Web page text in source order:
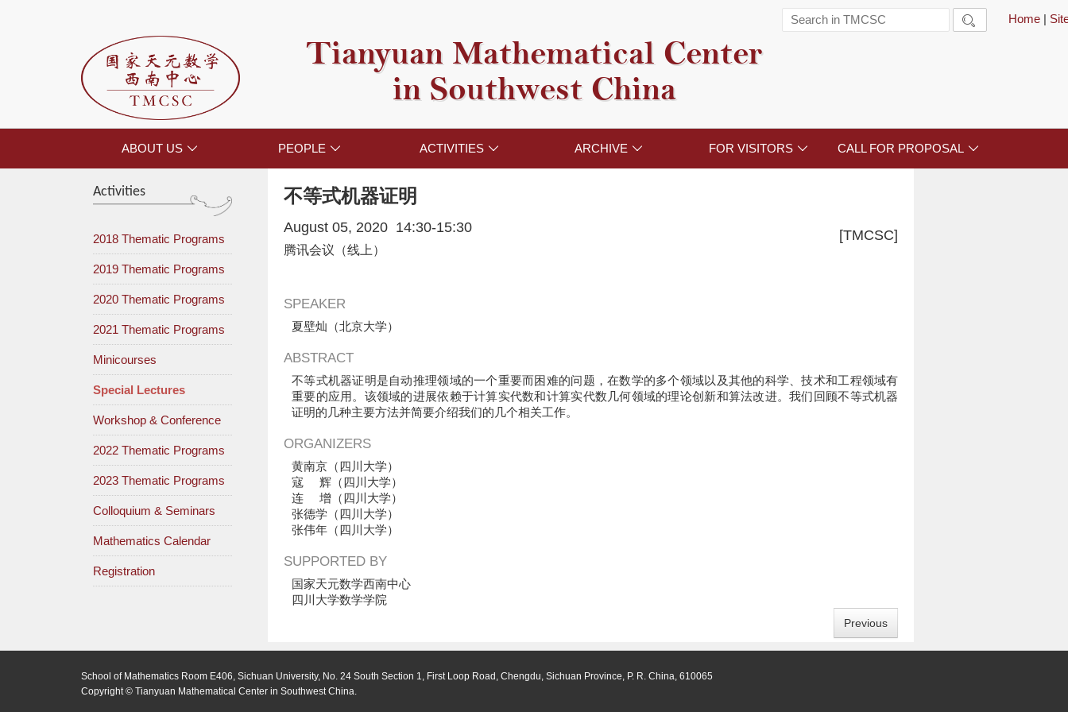
Home |

Tianyuan Mathematical Center
in Southwest China
ABOUT US  PEOPLE  ACTIVITIES  ARCHIVE  FOR VISITORS  CALL FOR PROPOSAL 
Activities
2018 Thematic Programs
2019 Thematic Programs
2020 Thematic Programs
2021 Thematic Programs
Minicourses
Special Lectures
Workshop & Conference
2022 Thematic Programs
2023 Thematic Programs
Colloquium & Seminars
Mathematics Calendar
Registration
不等式机器证明
[TMCSC]
August 05, 2020 14:30-15:30
腾讯会议（线上）
SPEAKER
夏壁灿（北京大学）
ABSTRACT
不等式机器证明是自动推理领域的一个重要而困难的问题，在数学的多个领域以及其他的科学、技术和工程领域有
重要的应用。该领域的进展依赖于计算实代数和计算实代数几何领域的理论创新和算法改进。我们回顾不等式机器
证明的几种主要方法并简要介绍我们的几个相关工作。
ORGANIZERS
黄南京（四川大学）
寇 辉（四川大学）
连 增（四川大学）
张德学（四川大学）
张伟年（四川大学）
SUPPORTED BY
国家天元数学西南中心
四川大学数学学院
Previous
School of Mathematics Room E406, Sichuan University, No. 24 South Section 1, First Loop Road, Chengdu, Sichuan Province, P. R. China, 610065
Copyright © Tianyuan Mathematical Center in Southwest China.